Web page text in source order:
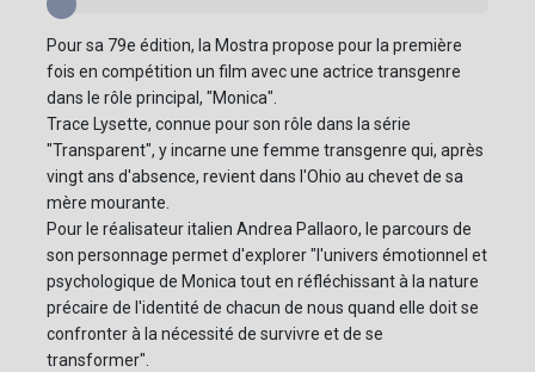
Pour sa 79e édition, la Mostra propose pour la première
fois en compétition un film avec une actrice transgenre
dans le rôle principal, "Monica".
Trace Lysette, connue pour son rôle dans la série
"Transparent", y incarne une femme transgenre qui, après
vingt ans d'absence, revient dans l'Ohio au chevet de sa
mère mourante.
Pour le réalisateur italien Andrea Pallaoro, le parcours de
son personnage permet d'explorer "l'univers émotionnel et
psychologique de Monica tout en réfléchissant à la nature
précaire de l'identité de chacun de nous quand elle doit se
confronter à la nécessité de survivre et de se
transformer".